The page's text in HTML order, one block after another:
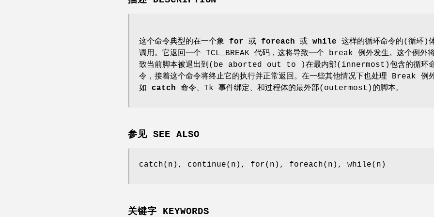
这个命令典型的在一个象 for 或 foreach 或 while 这样的循环命令的(循环)
调用。它返回一个 TCL_BREAK 代码，这将导致一个 break 例外发生。这个例外
致当前脚本被退出到(be aborted out to )在最内部(innermost)包含的循环
令，接着这个命令将终止它的执行并正常返回。在一些其他情况下也处理 Break 例
如 catch 命令、Tk 事件绑定、和过程体的最外部(outermost)的脚本。
参见 SEE ALSO
catch(n), continue(n), for(n), foreach(n), while(n)
关键字 KEYWORDS